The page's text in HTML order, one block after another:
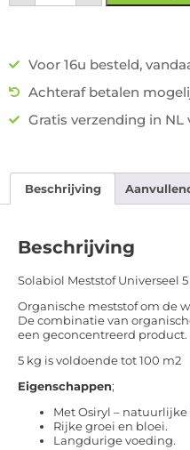
Voor 16u besteld,
Achteraf betalen
Gratis verzending in NL
Beschrijving
Beschrijving
Solabiol Meststof Universeel
Organische meststof om de
De combinatie van
een geconcentreerd product.
5 kg is voldoende tot 100 m2
Eigenschappen;
Met Osiryl – natuurlijke
Rijke groei en bloei.
Langdurige voeding.